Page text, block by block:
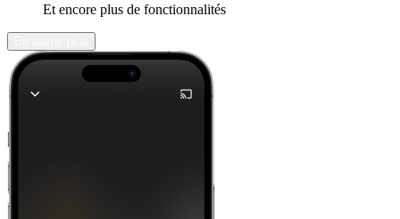
Et encore plus de fonctionnalités